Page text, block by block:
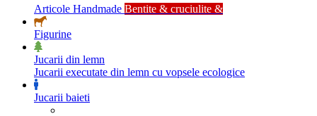
Articole Handmade Bentite & cruciulite &
Figurine
Jucarii din lemn
Jucarii executate din lemn cu vopsele ecologice
Jucarii baieti